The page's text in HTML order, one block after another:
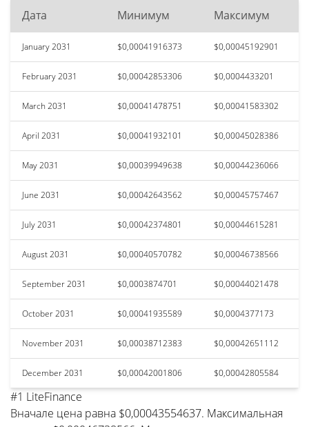
Дата Минимум Максимум
January 2031 $0,00041916373 $0,00045192901
February 2031 $0,00042853306 $0,0004433201
March 2031 $0,00041478751 $0,00041583302
April 2031 $0,00041932101 $0,00045028386
May 2031 $0,00039949638 $0,00044236066
June 2031 $0,00042643562 $0,00045757467
July 2031 $0,00042374801 $0,00044615281
August 2031 $0,00040570782 $0,00046738566
September 2031 $0,0003874701 $0,00044021478
October 2031 $0,00041935589 $0,0004377173
November 2031 $0,00038712383 $0,00042651112
December 2031 $0,00042001806 $0,00042805584
#1 LiteFinance
Вначале цена равна $0,00043554637. Максимальная